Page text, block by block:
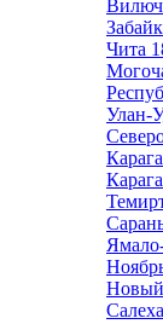
Чита
Улан-